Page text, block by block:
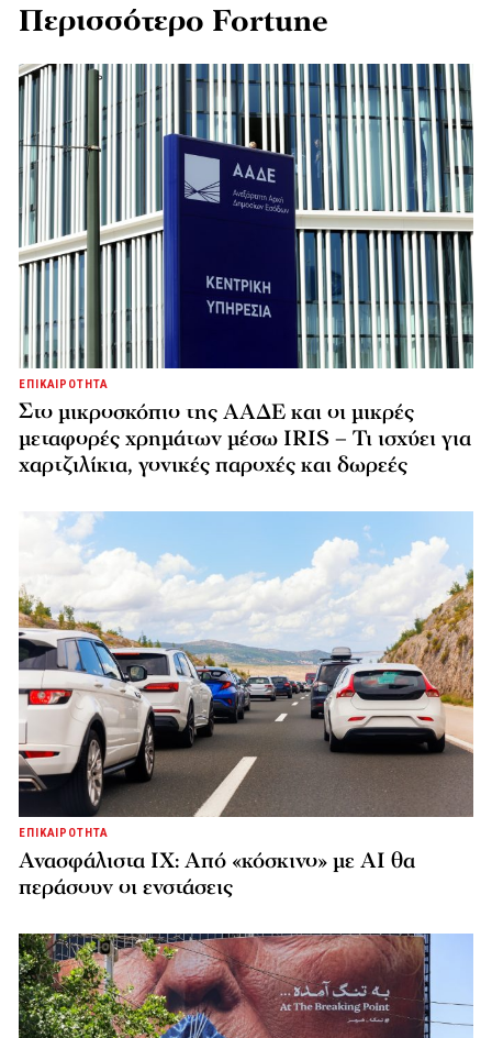
Περισσότερο Fortune
ΕΠΙΚΑΙΡΟΤΗΤΑ
Στο μικροσκόπιο της ΑΑΔΕ και οι μικρές
μεταφορές χρημάτων μέσω IRIS – Τι ισχύει για
χαρτζιλίκια, γονικές παροχές και δωρεές
ΕΠΙΚΑΙΡΟΤΗΤΑ
Ανασφάλιστα ΙΧ: Από «κόσκινο» με AI θα
περάσουν οι ενστάσεις